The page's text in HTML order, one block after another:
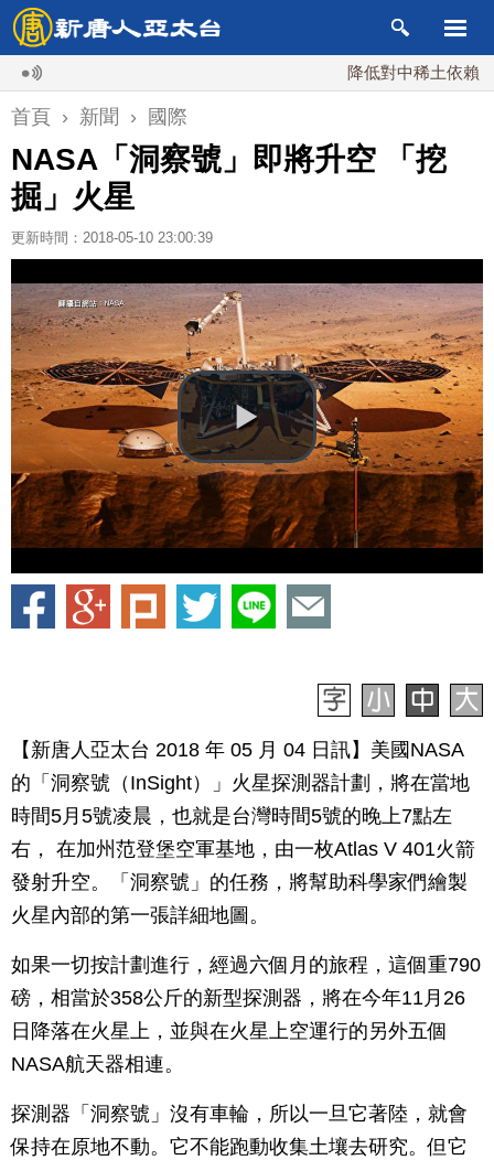
降低對中稀土依賴 川普
首頁 › 新聞 › 國際
NASA「洞察號」即將升空 「挖
掘」火星
更新時間：2018-05-10 23:00:39
【新唐人亞太台 2018 年 05 月 04 日訊】美國NASA
的「洞察號（InSight）」火星探測器計劃，將在當地
時間5月5號凌晨，也就是台灣時間5號的晚上7點左
右， 在加州范登堡空軍基地，由一枚Atlas V 401火箭
發射升空。「洞察號」的任務，將幫助科學家們繪製
火星內部的第一張詳細地圖。
如果一切按計劃進行，經過六個月的旅程，這個重790
磅，相當於358公斤的新型探測器，將在今年11月26
日降落在火星上，並與在火星上空運行的另外五個
NASA航天器相連。
探測器「洞察號」沒有車輪，所以一旦它著陸，就會
保持在原地不動。它不能跑動收集土壤去研究。但它